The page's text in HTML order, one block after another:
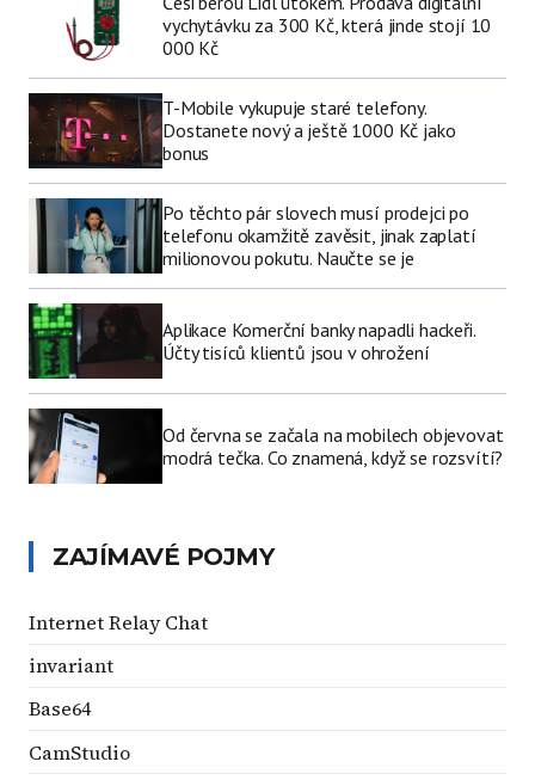
vychytávku za 300 Kč, která jinde stojí 10
000 Kč
T-Mobile vykupuje staré telefony.
Dostanete nový a ještě 1000 Kč jako
bonus
Po těchto pár slovech musí prodejci po
telefonu okamžitě zavěsit, jinak zaplatí
milionovou pokutu. Naučte se je
Aplikace Komerční banky napadli hackeři.
Účty tisíců klientů jsou v ohrožení
Od června se začala na mobilech objevovat
modrá tečka. Co znamená, když se rozsvítí?
ZAJÍMAVÉ POJMY
Internet Relay Chat
invariant
Base64
CamStudio